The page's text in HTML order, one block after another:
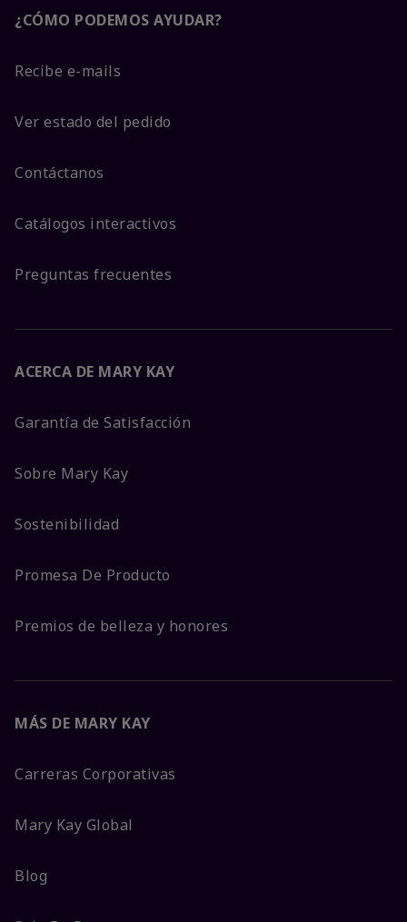
¿CÓMO PODEMOS AYUDAR?
Recibe e-mails
Ver estado del pedido
Contáctanos
Catálogos interactivos
Preguntas frecuentes
ACERCA DE MARY KAY
Garantía de Satisfacción
Sobre Mary Kay
Sostenibilidad
Promesa De Producto
Premios de belleza y honores
MÁS DE MARY KAY
Carreras Corporativas
Mary Kay Global
Blog